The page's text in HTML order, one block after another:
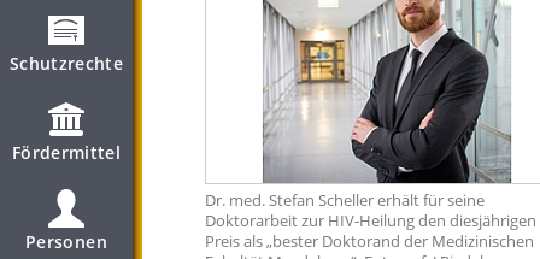
Schutzrechte
Fördermittel
Personen
Dr. med. Stefan Scheller erhält für seine
Doktorarbeit zur HIV-Heilung den diesjährigen
Preis als „bester Doktorand der Medizinischen